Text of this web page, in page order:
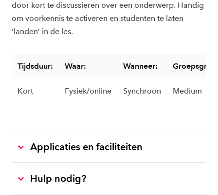
door kort te discussieren over een onderwerp. Handig
om voorkennis te activeren en studenten te laten
‘landen’ in de les.
Tijdsduur: Waar: Wanneer:
Kort Fysiek/online Synchroon Medium
Applicaties en faciliteiten
Hulp nodig?